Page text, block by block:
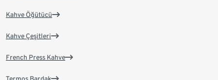
Kahve Öğütücü
Kahve Çeşitleri
French Press Kahve